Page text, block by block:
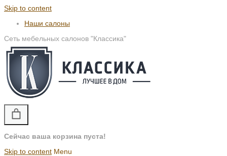
Skip to content
Наши салоны
Сеть мебельных салонов "Классика"
Сейчас ваша корзина пуста!
Skip to content Menu